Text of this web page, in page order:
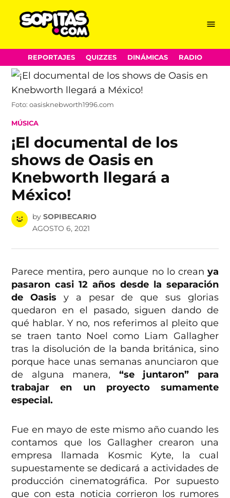
Skip
to
content
Menu
REPORTAJES QUIZZES DINÁMICAS RADIO
Foto: oasisknebworth1996.com
POSTED
MÚSICA
¡El documental de los
shows de Oasis en
Knebworth llegará a
México!
by SOPIBECARIO
AGOSTO 6, 2021
Parece mentira, pero aunque no lo crean ya
pasaron casi 12 años desde la separación
de Oasis y a pesar de que sus glorias
quedaron en el pasado, siguen dando de
qué hablar. Y no, nos referimos al pleito que
se traen tanto Noel como Liam Gallagher
tras la disolución de la banda británica, sino
porque hace unas semanas anunciaron que
de alguna manera, “se juntaron” para
trabajar en un proyecto sumamente
especial.
Fue en mayo de este mismo año cuando les
contamos que los Gallagher crearon una
empresa llamada Kosmic Kyte, la cual
supuestamente se dedicará a actividades de
producción cinematográfica. Por supuesto
que con esta noticia corrieron los rumores